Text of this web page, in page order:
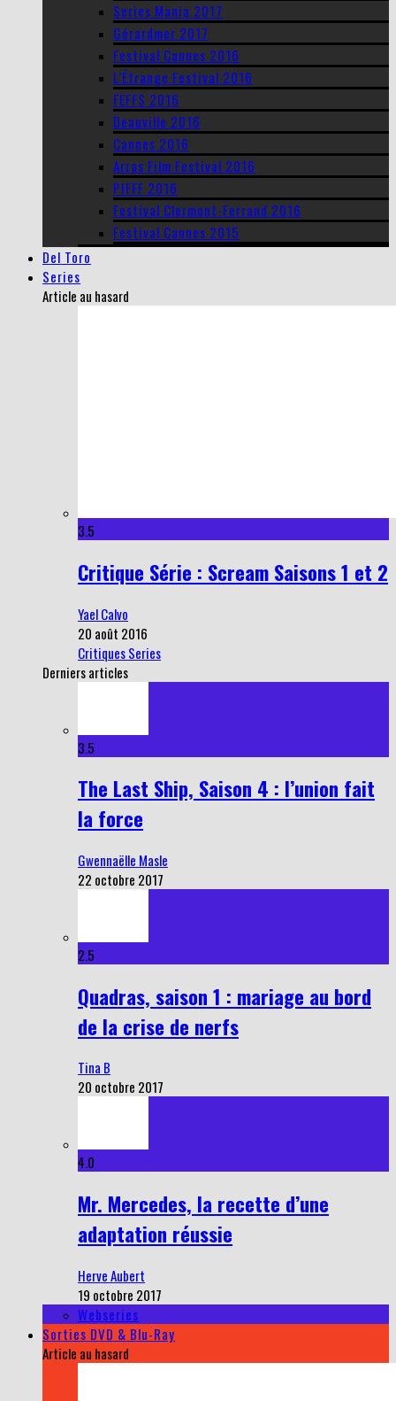
Series Mania 2017
Gérardmer 2017
Festival Cannes 2016
L’Étrange Festival 2016
FEFFS 2016
Deauville 2016
Cannes 2016
Arras Film Festival 2016
PIFFF 2016
Festival Clermont-Ferrand 2016
Festival Cannes 2015
Del Toro
Series
Article au hasard
3.5
Critique Série : Scream Saisons 1 et 2
Yael Calvo
20 août 2016
Critiques Series
Derniers articles
3.5
The Last Ship, Saison 4 : l’union fait
la force
Gwennaëlle Masle
22 octobre 2017
2.5
Quadras, saison 1 : mariage au bord
de la crise de nerfs
Tina B
20 octobre 2017
4.0
Mr. Mercedes, la recette d’une
adaptation réussie
Herve Aubert
19 octobre 2017
Webseries
Sorties DVD & Blu-Ray
Article au hasard